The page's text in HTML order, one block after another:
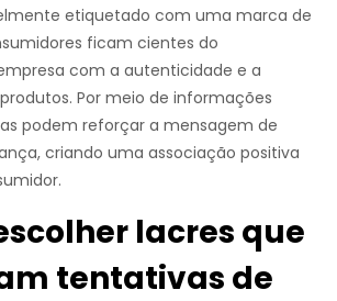
etiquetado com uma marca de
ficam cientes do
com a autenticidade e a
Por meio de informações
podem reforçar a mensagem de
criando uma associação positiva
lacres que
tentativas de